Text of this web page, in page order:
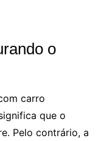
o
carro
que o
Pelo contrário, a